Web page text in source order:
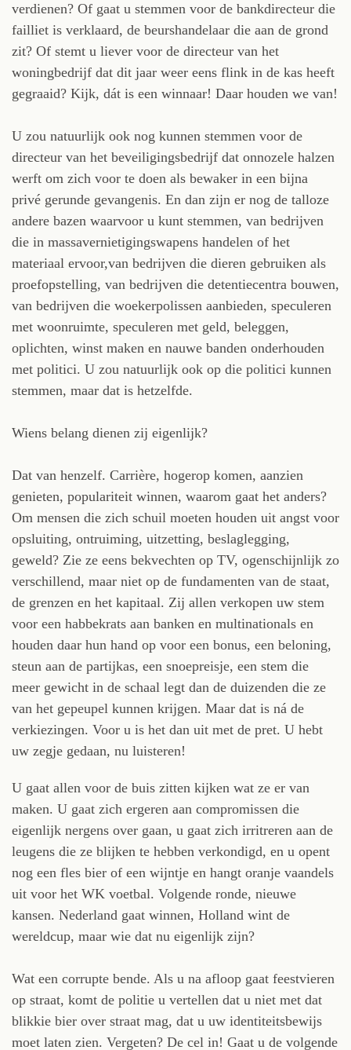
verdienen? Of gaat u stemmen voor de bankdirecteur die
failliet is verklaard, de beurshandelaar die aan de grond
zit? Of stemt u liever voor de directeur van het
woningbedrijf dat dit jaar weer eens flink in de kas heeft
gegraaid? Kijk, dát is een winnaar! Daar houden we van!
U zou natuurlijk ook nog kunnen stemmen voor de
directeur van het beveiligingsbedrijf dat onnozele halzen
werft om zich voor te doen als bewaker in een bijna
privé gerunde gevangenis. En dan zijn er nog de talloze
andere bazen waarvoor u kunt stemmen, van bedrijven
die in massavernietigingswapens handelen of het
materiaal ervoor,van bedrijven die dieren gebruiken als
proefopstelling, van bedrijven die detentiecentra bouwen,
van bedrijven die woekerpolissen aanbieden, speculeren
met woonruimte, speculeren met geld, beleggen,
oplichten, winst maken en nauwe banden onderhouden
met politici. U zou natuurlijk ook op die politici kunnen
stemmen, maar dat is hetzelfde.
Wiens belang dienen zij eigenlijk?
Dat van henzelf. Carrière, hogerop komen, aanzien
genieten, populariteit winnen, waarom gaat het anders?
Om mensen die zich schuil moeten houden uit angst voor
opsluiting, ontruiming, uitzetting, beslaglegging,
geweld? Zie ze eens bekvechten op TV, ogenschijnlijk zo
verschillend, maar niet op de fundamenten van de staat,
de grenzen en het kapitaal. Zij allen verkopen uw stem
voor een habbekrats aan banken en multinationals en
houden daar hun hand op voor een bonus, een beloning,
steun aan de partijkas, een snoepreisje, een stem die
meer gewicht in de schaal legt dan de duizenden die ze
van het gepeupel kunnen krijgen. Maar dat is ná de
verkiezingen. Voor u is het dan uit met de pret. U hebt
uw zegje gedaan, nu luisteren!
U gaat allen voor de buis zitten kijken wat ze er van
maken. U gaat zich ergeren aan compromissen die
eigenlijk nergens over gaan, u gaat zich irritreren aan de
leugens die ze blijken te hebben verkondigd, en u opent
nog een fles bier of een wijntje en hangt oranje vaandels
uit voor het WK voetbal. Volgende ronde, nieuwe
kansen. Nederland gaat winnen, Holland wint de
wereldcup, maar wie dat nu eigenlijk zijn?
Wat een corrupte bende. Als u na afloop gaat feestvieren
op straat, komt de politie u vertellen dat u niet met dat
blikkie bier over straat mag, dat u uw identiteitsbewijs
moet laten zien. Vergeten? De cel in! Gaat u de volgende